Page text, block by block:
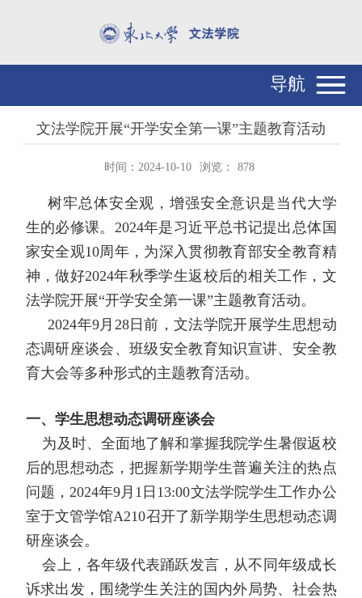
导航
文法学院开展“开学安全第一课”主题教育活动
时间：2024-10-10 浏览： 878
树牢总体安全观，增强安全意识是当代大学
生的必修课。 2024年是习近平总书记提出总体国
家安全观10周年，为深入贯彻教育部安全教育精
神，做好2024年秋季学生返校后的相关工作，文
法学院开展“开学安全第一课”主题教育活动。
2024年9 月 28日前，文法学院开展学生思想动
态调研座谈会、班级安全教育知识宣讲、安全教
育大会等多种形式的主题教育活动。
一、学生思想动态调研座谈会
为及时、全面地了解和掌握我院学生暑假返校
后的思想动态，把握新学期学生普遍关注的热点
问题， 2024年9 月 1 日 13:00文法学院学生工作办公
室于文管学馆A210召开了新学期学生思想动态调
研座谈会。
会上，各年级代表踊跃发言，从不同年级成长
诉求出发，围绕学生关注的国内外局势、社会热